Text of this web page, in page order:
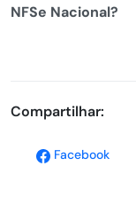
NFSe Nacional?
Compartilhar:
Facebook